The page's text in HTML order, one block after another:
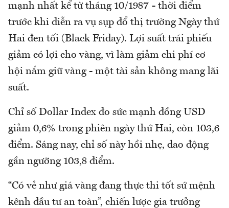
mạnh nhất kể từ tháng 10/1987 - thời điểm
trước khi diễn ra vụ sụp đổ thị trường Ngày thứ
Hai đen tối (Black Friday). Lợi suất trái phiếu
giảm có lợi cho vàng, vì làm giảm chi phí cơ
hội nắm giữ vàng - một tài sản không mang lãi
suất.
Chỉ số Dollar Index đo sức mạnh đồng USD
giảm 0,6% trong phiên ngày thứ Hai, còn 103,6
điểm. Sáng nay, chỉ số này hồi nhẹ, dao động
gần ngưỡng 103,8 điểm.
“Có vẻ như giá vàng đang thực thi tốt sứ mệnh
kênh đầu tư an toàn”, chiến lược gia trưởng